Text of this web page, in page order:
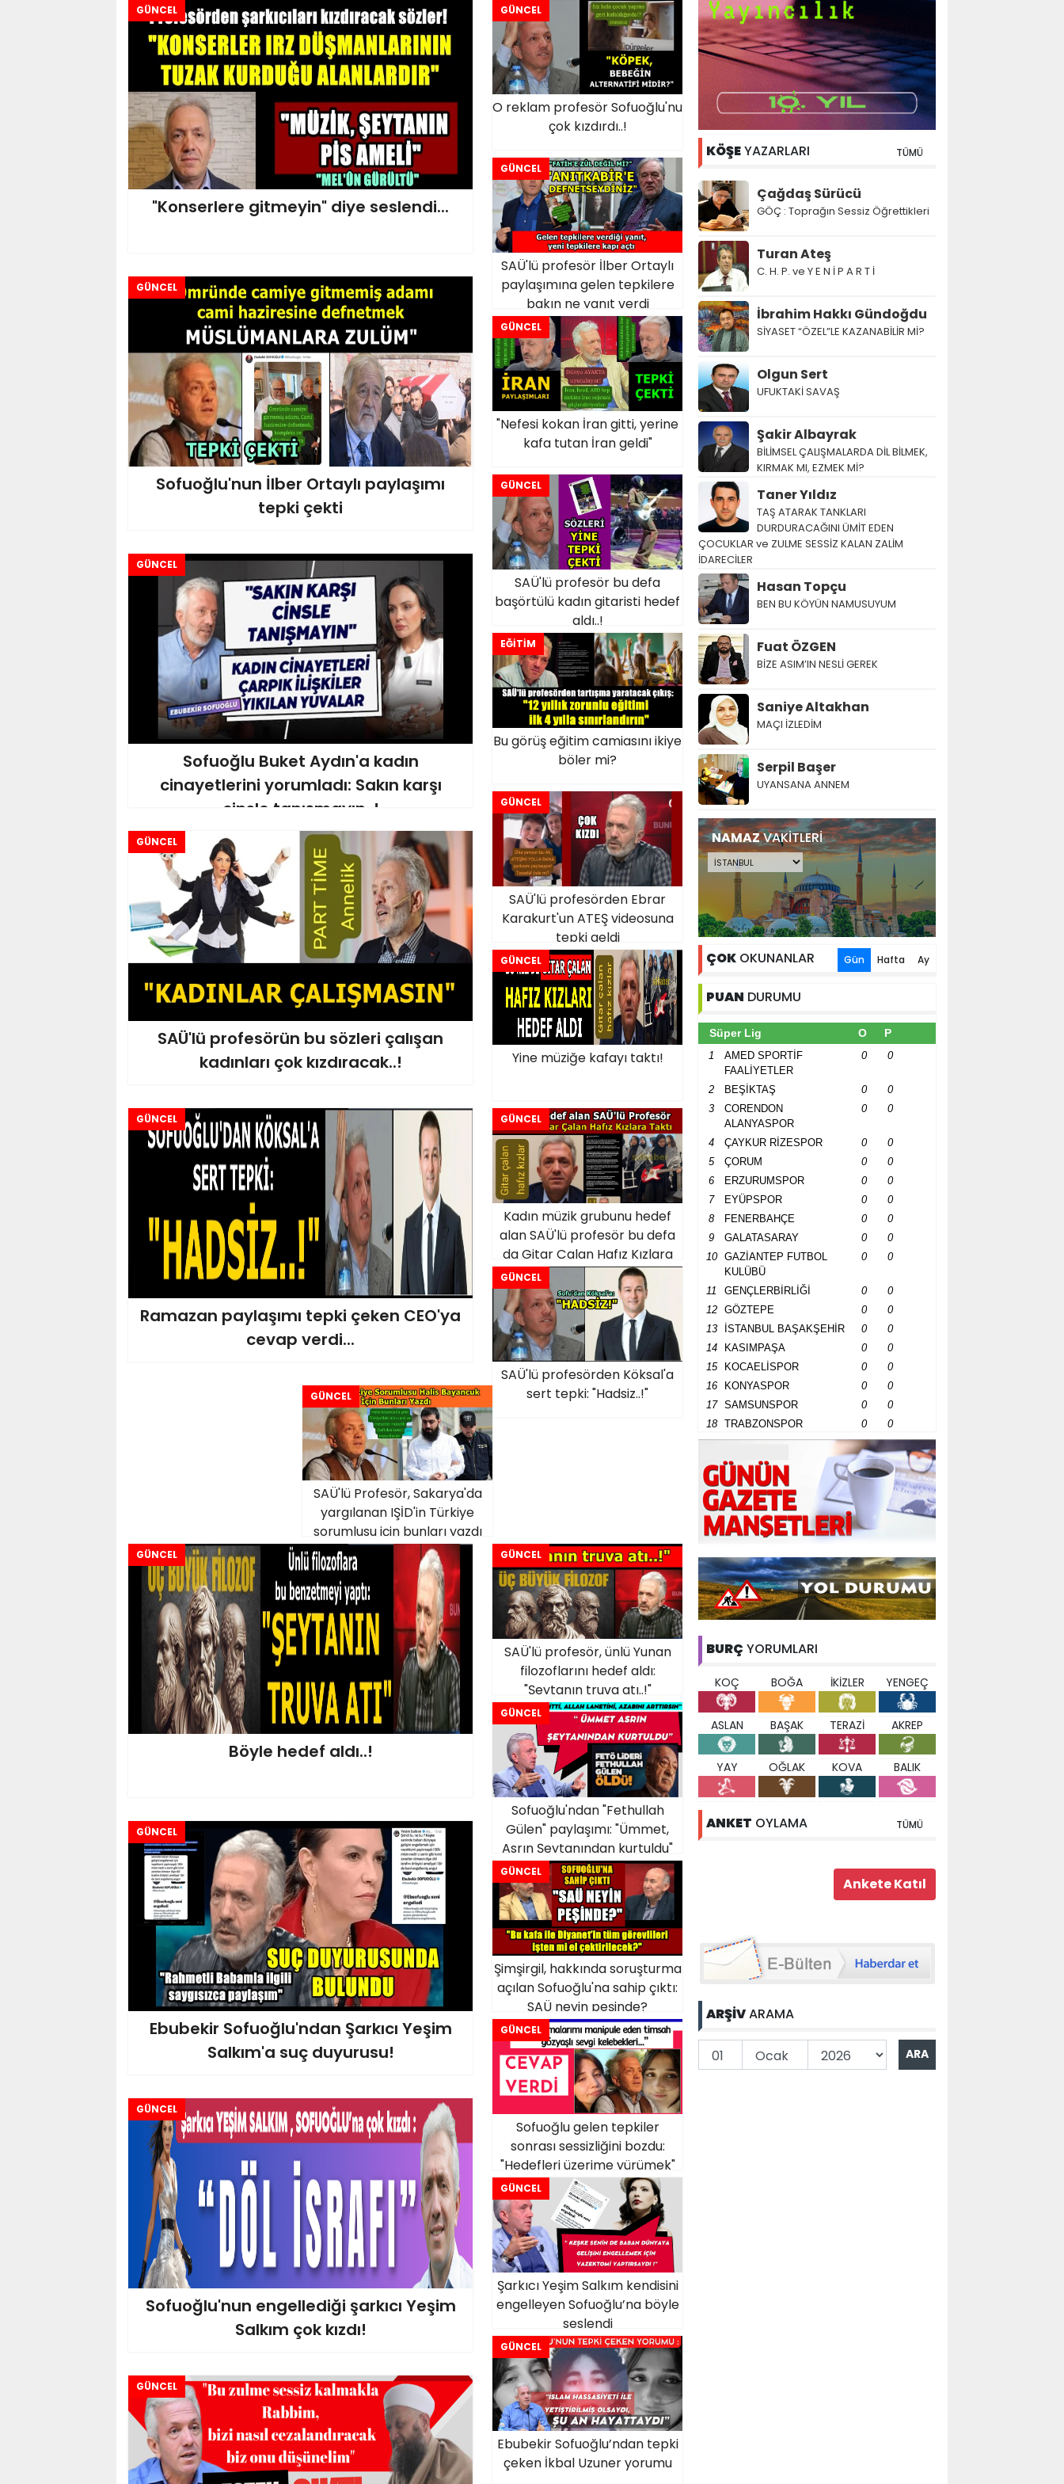
GÜNCEL
"Konserlere gitmeyin" diye seslendi...
GÜNCEL
O reklam profesör Sofuoğlu'nu
çok kızdırdı..!
GÜNCEL
SAÜ'lü profesör İlber Ortaylı
paylaşımına gelen tepkilere
bakın ne yanıt verdi
GÜNCEL
Sofuoğlu'nun İlber Ortaylı paylaşımı
tepki çekti
GÜNCEL
"Nefesi kokan İran gitti, yerine
kafa tutan İran geldi"
GÜNCEL
SAÜ'lü profesör bu defa
başörtülü kadın gitaristi hedef
aldı..!
GÜNCEL
Sofuoğlu Buket Aydın'a kadın
cinayetlerini yorumladı: Sakın karşı
cinsle tanışmayın..!
EĞİTİM
Bu görüş eğitim camiasını ikiye
böler mi?
GÜNCEL
SAÜ'lü profesörden Ebrar
Karakurt'un ATEŞ videosuna
tepki geldi
GÜNCEL
SAÜ'lü profesörün bu sözleri çalışan
kadınları çok kızdıracak..!
GÜNCEL
Yine müziğe kafayı taktı!
GÜNCEL
Kadın müzik grubunu hedef
alan SAÜ'lü profesör bu defa
da Gitar Çalan Hafız Kızlara
Taktı
GÜNCEL
Ramazan paylaşımı tepki çeken CEO'ya
cevap verdi...
GÜNCEL
SAÜ'lü profesörden Köksal'a
sert tepki: "Hadsiz..!"
GÜNCEL
SAÜ'lü Profesör, Sakarya'da
yargılanan IŞİD'in Türkiye
sorumlusu için bunları yazdı
GÜNCEL
Böyle hedef aldı..!
GÜNCEL
SAÜ'lü profesör, ünlü Yunan
filozoflarını hedef aldı:
"Şeytanın truva atı..!"
GÜNCEL
Sofuoğlu'ndan "Fethullah
Gülen" paylaşımı: "Ümmet,
Asrın Şeytanından kurtuldu"
GÜNCEL
Ebubekir Sofuoğlu'ndan Şarkıcı Yeşim
Salkım'a suç duyurusu!
GÜNCEL
Şimşirgil, hakkında soruşturma
açılan Sofuoğlu'na sahip çıktı:
SAÜ neyin peşinde?
GÜNCEL
Sofuoğlu gelen tepkiler
sonrası sessizliğini bozdu:
"Hedefleri üzerime yürümek"
GÜNCEL
Sofuoğlu'nun engellediği şarkıcı Yeşim
Salkım çok kızdı!
GÜNCEL
Şarkıcı Yeşim Salkım kendisini
engelleyen Sofuoğlu’na böyle
seslendi
GÜNCEL
Ebubekir Sofuoğlu’ndan tepki
çeken İkbal Uzuner yorumu
GÜNCEL
KÖŞEYAZARLARI TÜMÜ
Çağdaş Sürücü
GÖÇ : Toprağın Sessiz Öğrettikleri
Turan Ateş
C. H. P. ve Y E N İ P A R T İ
İbrahim Hakkı Gündoğdu
SİYASET “ÖZEL”LE KAZANABİLİR Mİ?
Olgun Sert
UFUKTAKİ SAVAŞ
Şakir Albayrak
BİLİMSEL ÇALIŞMALARDA DİL BİLMEK,
KIRMAK MI, EZMEK Mİ?
Taner Yıldız
TAŞ ATARAK TANKLARI
DURDURACAĞINI ÜMİT EDEN
ÇOCUKLAR ve ZULME SESSİZ KALAN ZALİM
İDARECİLER
Hasan Topçu
BEN BU KÖYÜN NAMUSUYUM
Fuat ÖZGEN
BİZE ASIM’IN NESLİ GEREK
Saniye Altakhan
MAÇI İZLEDİM
Serpil Başer
UYANSANA ANNEM
NAMAZVAKİTLERİ
ÇOK OKUNANLAR Gün Hafta Ay
PUAN DURUMU
Süper Lig O P
1
AMED SPORTİF
FAALİYETLER
0 0
2 BEŞİKTAŞ 0
0
3
CORENDON
ALANYASPOR
0 0
4 ÇAYKUR RİZESPOR 0
0
5
ÇORUM 0
0
6
ERZURUMSPOR 0
0
7
EYÜPSPOR 0
0
8
FENERBAHÇE 0
0
9
GALATASARAY 0
0
10
GAZİANTEP FUTBOL
KULÜBÜ
0 0
11 GENÇLERBİRLİĞİ 0
0
12
GÖZTEPE 0
0
13
İSTANBUL BAŞAKŞEHİR 0
0
14
KASIMPAŞA 0
0
15
KOCAELİSPOR 0
0
16
KONYASPOR 0
0
17
SAMSUNSPOR 0
0
18
TRABZONSPOR 0 0
BURÇ YORUMLARI
KOÇ BOĞA İKİZLER YENGEÇ
ASLAN BAŞAK TERAZİ AKREP
YAY OĞLAK KOVA BALIK
ANKET OYLAMA TÜMÜ
ARŞİVARAMA